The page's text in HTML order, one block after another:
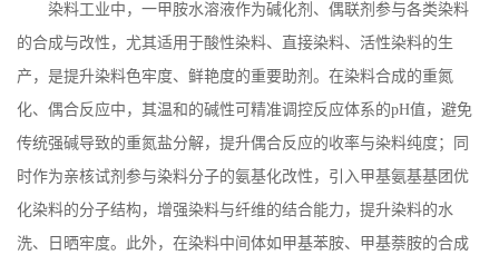
染料工业中，一甲胺水溶液作为碱化剂、偶联剂参与各类染料
的合成与改性，尤其适用于酸性染料、直接染料、活性染料的生
产，是提升染料色牢度、鲜艳度的重要助剂。在染料合成的重氮
化、偶合反应中，其温和的碱性可精准调控反应体系的pH值，避免
传统强碱导致的重氮盐分解，提升偶合反应的收率与染料纯度；同
时作为亲核试剂参与染料分子的氨基化改性，引入甲基氨基基团优
化染料的分子结构，增强染料与纤维的结合能力，提升染料的水
洗、日晒牢度。此外，在染料中间体如甲基苯胺、甲基萘胺的合成